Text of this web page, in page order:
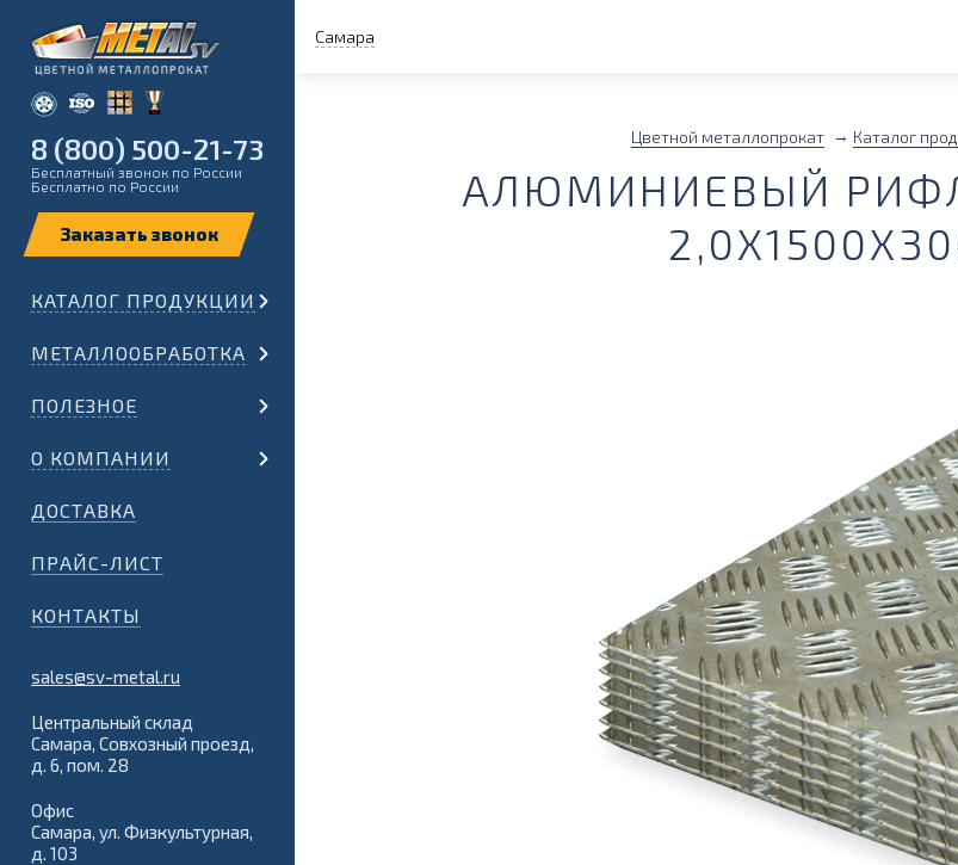
Самара
8 (800) 500-21-73
Бесплатный звонок по России
Бесплатно по России
КАТАЛОГ ПРОДУКЦИИ
МЕТАЛЛООБРАБОТКА
ПОЛЕЗНОЕ
О КОМПАНИИ
ДОСТАВКА
ПРАЙС-ЛИСТ
КОНТАКТЫ
sales@sv-metal.ru
Центральный склад
Самара, Совхозный проезд,
д. 6, пом. 28
Офис
Самара, ул. Физкультурная,
д. 103
Цветной металлопрокат Каталог
АЛЮМИНИЕВЫЙ